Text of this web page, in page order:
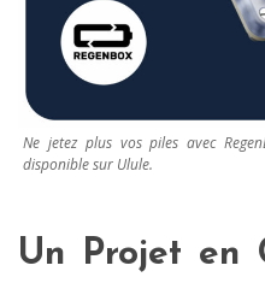
Ne jetez plus vos piles avec
disponible sur Ulule.
Un Projet en